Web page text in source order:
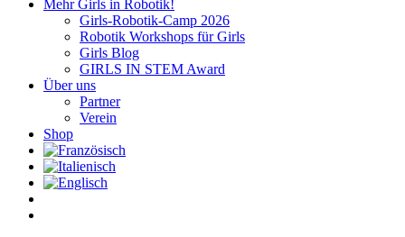
Mehr Girls in Robotik!
Girls-Robotik-Camp 2026
Robotik Workshops für Girls
Girls Blog
GIRLS IN STEM Award
Über uns
Partner
Verein
Shop